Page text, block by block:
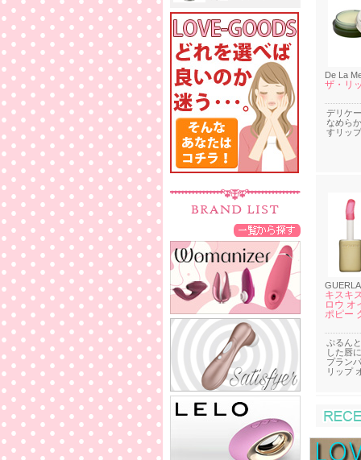
De La
ザ・リ
デリケ
なめら
すリッ
キスキ
ロウ オ
ポピー
ぷるん
した唇
プラン
リップ